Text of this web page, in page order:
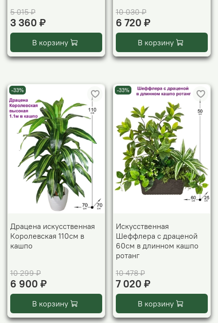
5 015 ₽
3 360 ₽
В корзину
10 030 ₽
6 720 ₽
В корзину
-33%
Драцена искусственная
Королевская 110см в
кашпо
10 299 ₽
6 900 ₽
В корзину
-33%
Искусственная
Шеффлера с драценой
60см в длинном кашпо
ротанг
10 478 ₽
7 020 ₽
В корзину